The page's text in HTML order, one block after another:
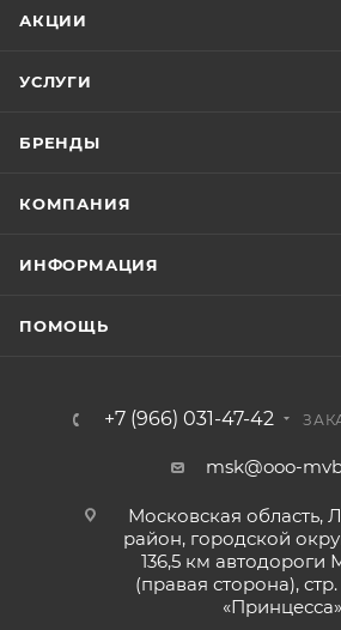
АКЦИИ
УСЛУГИ
БРЕНДЫ
КОМПАНИЯ
ИНФОРМАЦИЯ
ПОМОЩЬ
+7 (966) 031-47-42
msk@ooo-
Московская область,
район, городской
136,5 км автодороги
(правая сторона),